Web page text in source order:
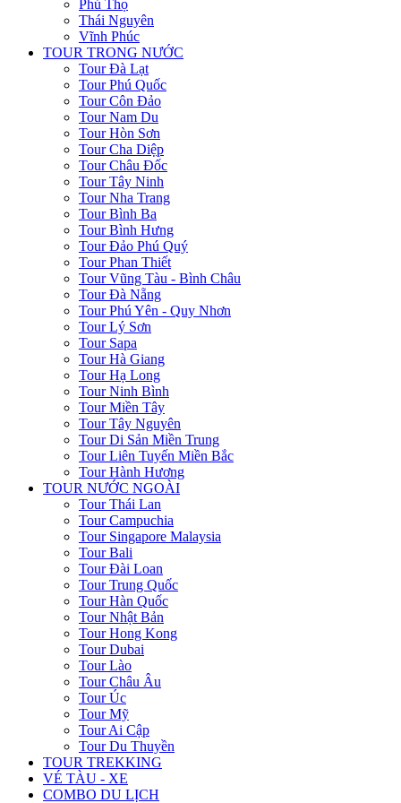
Phú Thọ
Thái Nguyên
Vĩnh Phúc
TOUR TRONG NƯỚC
Tour Đà Lạt
Tour Phú Quốc
Tour Côn Đảo
Tour Nam Du
Tour Hòn Sơn
Tour Cha Diệp
Tour Châu Đốc
Tour Tây Ninh
Tour Nha Trang
Tour Bình Ba
Tour Bình Hưng
Tour Đảo Phú Quý
Tour Phan Thiết
Tour Vũng Tàu - Bình Châu
Tour Đà Nẵng
Tour Phú Yên - Quy Nhơn
Tour Lý Sơn
Tour Sapa
Tour Hà Giang
Tour Hạ Long
Tour Ninh Bình
Tour Miền Tây
Tour Tây Nguyên
Tour Di Sản Miền Trung
Tour Liên Tuyến Miền Bắc
Tour Hành Hương
TOUR NƯỚC NGOÀI
Tour Thái Lan
Tour Campuchia
Tour Singapore Malaysia
Tour Bali
Tour Đài Loan
Tour Trung Quốc
Tour Hàn Quốc
Tour Nhật Bản
Tour Hong Kong
Tour Dubai
Tour Lào
Tour Châu Âu
Tour Úc
Tour Mỹ
Tour Ai Cập
Tour Du Thuyền
TOUR TREKKING
VÉ TÀU - XE
COMBO DU LỊCH